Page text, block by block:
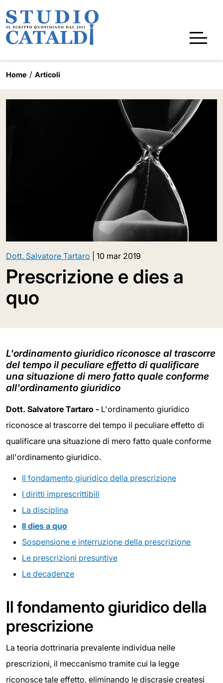
Home Articoli
Dott. Salvatore Tartaro 10 mar 2019
Prescrizione e dies a
quo
L'ordinamento giuridico riconosce al trascorre
del tempo il peculiare effetto di qualificare
una situazione di mero fatto quale conforme
all'ordinamento giuridico
Dott. Salvatore Tartaro - L'ordinamento giuridico
riconosce al trascorre del tempo il peculiare effetto di
qualificare una situazione di mero fatto quale conforme
all'ordinamento giuridico.
Il fondamento giuridico della prescrizione
I diritti imprescrittibili
La disciplina
Il dies a quo
Sospensione e interruzione della prescrizione
Le prescrizioni presuntive
Le decadenze
Il fondamento giuridico della
prescrizione
La teoria dottrinaria prevalente individua nelle
prescrizioni, il meccanismo tramite cui la legge
riconosce tale effetto, eliminando le discrasie createsi